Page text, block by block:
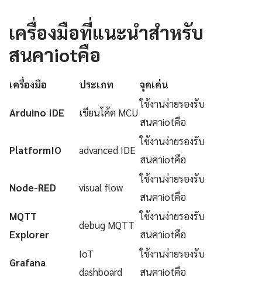
เครื่องมือที่แนะนำสำหรับ
สนคาiotคือ
เครื่องมือ ประเภท จุดเด่น
Arduino IDE เขียนโค้ด MCU
ใช้งานง่ายรองรับ
สนคาiotคือ
PlatformIO advanced IDE
ใช้งานง่ายรองรับ
สนคาiotคือ
Node-RED visual flow
ใช้งานง่ายรองรับ
สนคาiotคือ
MQTT
Explorer
debug MQTT
ใช้งานง่ายรองรับ
สนคาiotคือ
Grafana
IoT
dashboard
ใช้งานง่ายรองรับ
สนคาiotคือ